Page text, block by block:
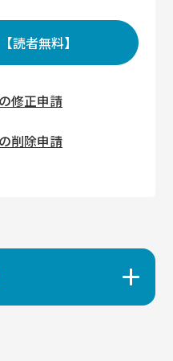
読者無料】
修正申請
削除申請